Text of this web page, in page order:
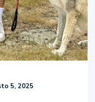
5, 2025